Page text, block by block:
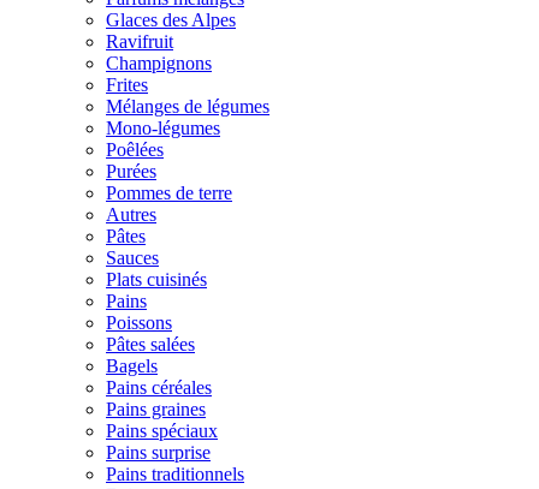
Glaces des Alpes
Ravifruit
Champignons
Frites
Mélanges de légumes
Mono-légumes
Poêlées
Purées
Pommes de terre
Autres
Pâtes
Sauces
Plats cuisinés
Pains
Poissons
Pâtes salées
Bagels
Pains céréales
Pains graines
Pains spéciaux
Pains surprise
Pains traditionnels